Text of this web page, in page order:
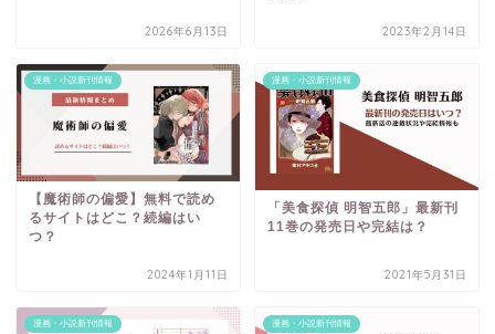
2026年6月13日 2023年2月14日
漫画・小説新刊情報
【魔術師の偏愛】無料で読め
るサイトはどこ？続編はい
つ？
2024年1月11日
漫画・小説新刊情報
「美食探偵 明智五郎」最新刊
11巻の発売日や完結は？
2021年5月31日
漫画・小説新刊情報 漫画・小説新刊情報